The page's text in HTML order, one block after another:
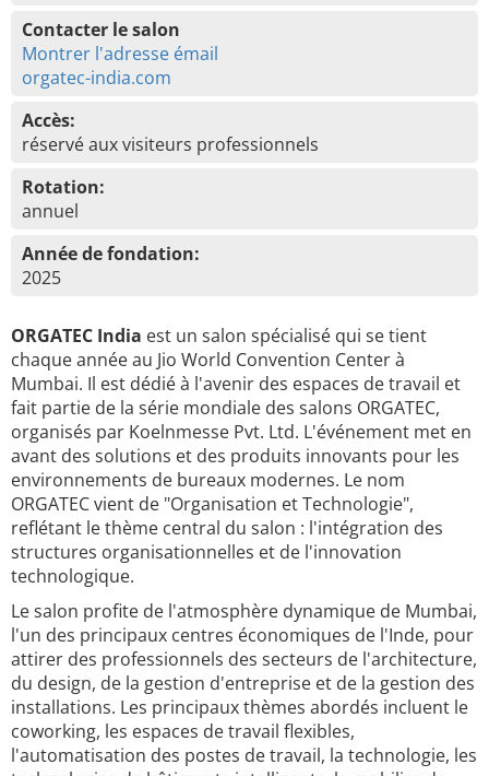
Contacter le salon
Montrer l'adresse émail
orgatec-india.com
Accès:
réservé aux visiteurs professionnels
Rotation:
annuel
Année de fondation:
2025
ORGATEC India est un salon spécialisé qui se tient
chaque année au Jio World Convention Center à
Mumbai. Il est dédié à l'avenir des espaces de travail et
fait partie de la série mondiale des salons ORGATEC,
organisés par Koelnmesse Pvt. Ltd. L'événement met en
avant des solutions et des produits innovants pour les
environnements de bureaux modernes. Le nom
ORGATEC vient de "Organisation et Technologie",
reflétant le thème central du salon : l'intégration des
structures organisationnelles et de l'innovation
technologique.
Le salon profite de l'atmosphère dynamique de Mumbai,
l'un des principaux centres économiques de l'Inde, pour
attirer des professionnels des secteurs de l'architecture,
du design, de la gestion d'entreprise et de la gestion des
installations. Les principaux thèmes abordés incluent le
coworking, les espaces de travail flexibles,
l'automatisation des postes de travail, la technologie, les